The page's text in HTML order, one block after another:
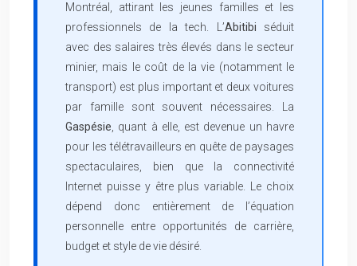
Montréal, attirant les jeunes familles et les
professionnels de la tech. L’Abitibi séduit
avec des salaires très élevés dans le secteur
minier, mais le coût de la vie (notamment le
transport) est plus important et deux voitures
par famille sont souvent nécessaires. La
Gaspésie, quant à elle, est devenue un havre
pour les télétravailleurs en quête de paysages
spectaculaires, bien que la connectivité
Internet puisse y être plus variable. Le choix
dépend donc entièrement de l’équation
personnelle entre opportunités de carrière,
budget et style de vie désiré.